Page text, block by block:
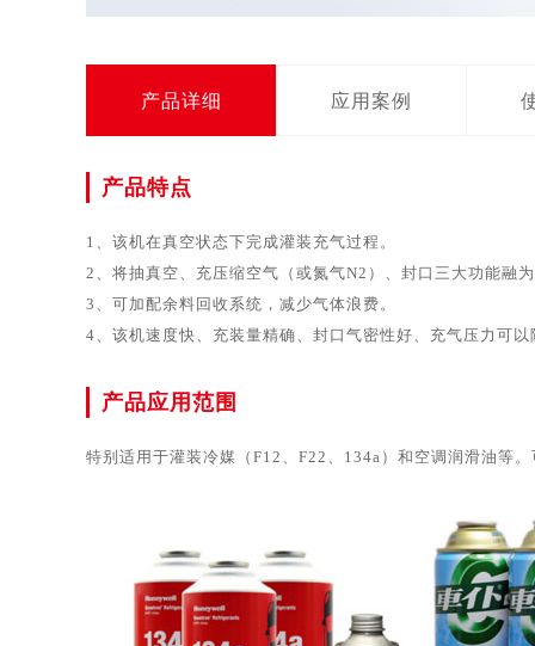
产品详细 应用案例
产品特点
1、 该机在真空状态下完成灌装充气过程。
2、 将抽真空、充压缩空气（或氮气N2）、封口三大功能融
3、 可加配余料回收系统，减少气体浪费。
4、该机速度快、充装量精确、封口气密性好、充气压力可
产品应用范围
特别适用于灌装冷媒（F12、F22、134a）和空调润滑油等